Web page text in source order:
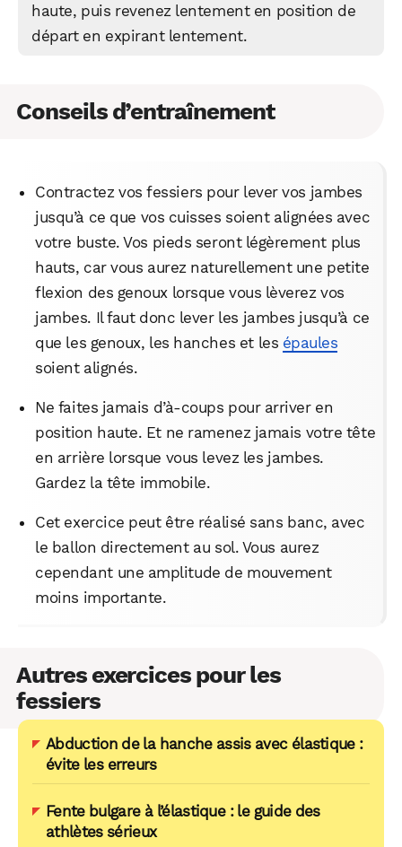
haute, puis revenez lentement en position de
départ en expirant lentement.
Conseils d’entraînement
Contractez vos fessiers pour lever vos jambes
jusqu’à ce que vos cuisses soient alignées avec
votre buste. Vos pieds seront légèrement plus
hauts, car vous aurez naturellement une petite
flexion des genoux lorsque vous lèverez vos
jambes. Il faut donc lever les jambes jusqu’à ce
que les genoux, les hanches et les épaules
soient alignés.
Ne faites jamais d’à-coups pour arriver en
position haute. Et ne ramenez jamais votre tête
en arrière lorsque vous levez les jambes.
Gardez la tête immobile.
Cet exercice peut être réalisé sans banc, avec
le ballon directement au sol. Vous aurez
cependant une amplitude de mouvement
moins importante.
Autres exercices pour les
fessiers
Abduction de la hanche assis avec élastique :
évite les erreurs
Fente bulgare à l’élastique : le guide des
athlètes sérieux
WhatsApp Telegram Email
LinkedIn